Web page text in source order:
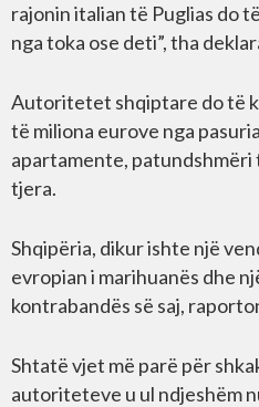
rajonin italian të Puglias do
nga toka ose deti”, tha
Autoritetet shqiptare do të
të miliona eurove nga
apartamente, patundshmëri
tjera.
Shqipëria, dikur ishte një
evropian i marihuanës dhe
kontrabandës së saj,
Shtatë vjet më parë për
autoriteteve u ul ndjeshëm